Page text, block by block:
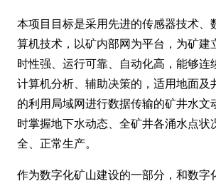
本项目目标是采用先进的传感器技术、
算机技术，以矿内部网为平台，为矿建
时性强、运行可靠、自动化高，能够连
计算机分析、辅助决策的，适用地面及
的利用局域网进行数据传输的矿井水文
时掌握地下水动态、全矿井各涌水点状
全、正常生产。
作为数字化矿山建设的一部分，和数字